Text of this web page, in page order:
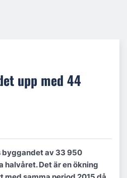
upp med 44
byggandet av 33 950
halvåret. Det är en ökning